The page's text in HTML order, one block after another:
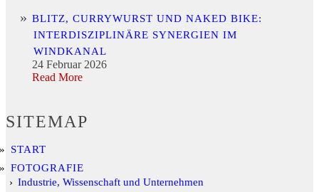
BLITZ, CURRYWURST UND NAKED BIKE:
INTERDISZIPLINÄRE SYNERGIEN IM
WINDKANAL
24 Februar 2026
Read More
SITEMAP
START
FOTOGRAFIE
Industrie, Wissenschaft und Unternehmen